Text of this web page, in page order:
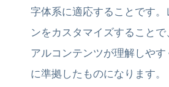
字体系に適応することです
ンをカスタマイズすることで
アルコンテンツが理解しや
に準拠したものになります。